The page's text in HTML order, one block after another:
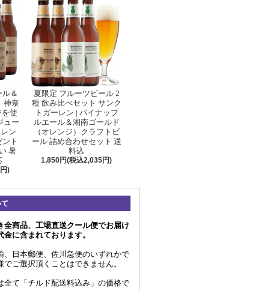
ル＆
神奈
使
ュー
ン
ト
暑
)
夏限定 フルーツビール 2
種 飲み比べセット サンク
トガーレン | パイナップ
ルエール＆湘南ゴールド
（オレンジ）クラフトビ
ール 詰め合わせセット 送
料込
1,850円(税込2,035円)
全商品、工場直送クール便でお届け
に含まれております。
、日本郵便、佐川急便のいずれかで
ご選択頂くことはできません。
て「チルド配送料込み」の価格で